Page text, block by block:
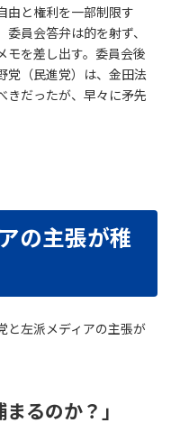
由と権利を一部制限す
員会答弁は的を射ず、
モを差し出す。委員会後
党（民進党）は、金田法
きだったが、早々に矛先
の主張が稚
と左派メディアの主張が
るのか？」